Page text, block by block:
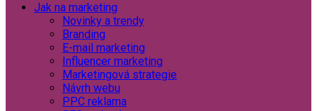
Jak na marketing
Novinky a trendy
Branding
E-mail marketing
Influencer marketing
Marketingová strategie
Návrh webu
PPC reklama